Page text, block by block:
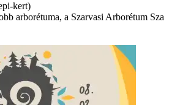
kert)
arborétuma, a Szarvasi Arborétum Sza